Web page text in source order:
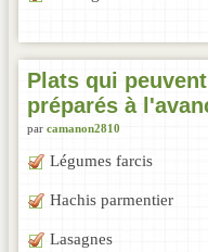
Plats qui
préparés à
par camanon2810
Légumes farcis
Hachis parmentier
Lasagnes